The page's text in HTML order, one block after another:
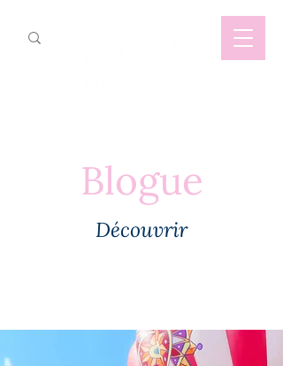
Blogue
Découvrir